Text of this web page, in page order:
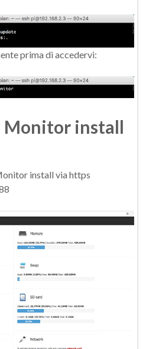
prima di accedervi:
Monitor install
install via https